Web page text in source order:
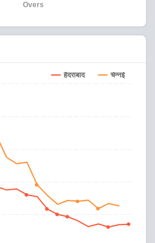
Overs
हैदराबाद चेन्नई